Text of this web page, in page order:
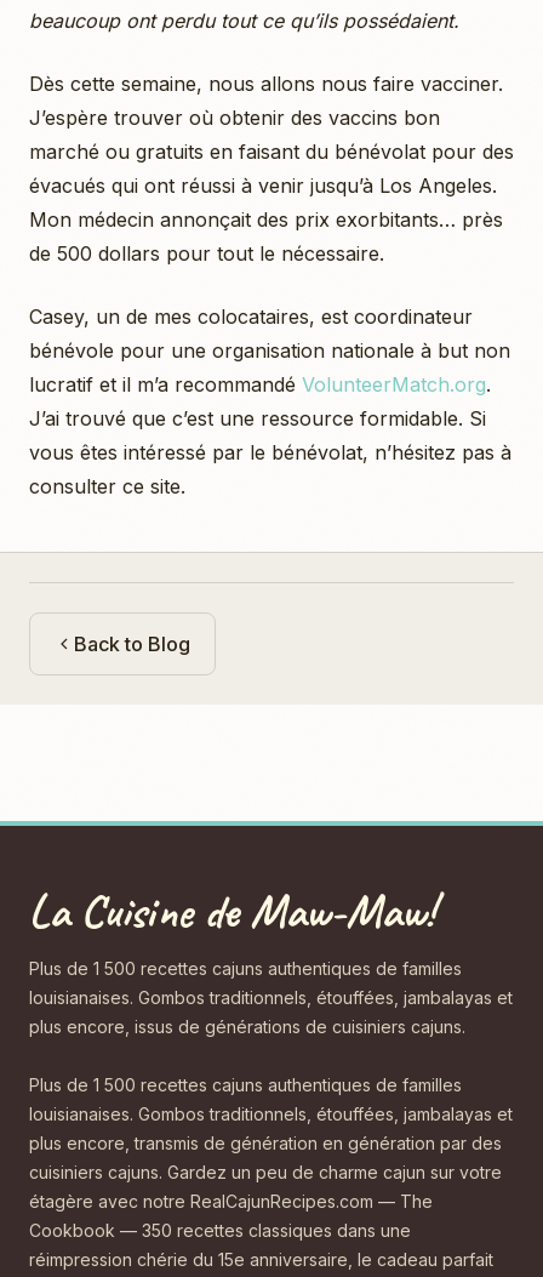
beaucoup ont perdu tout ce qu’ils possédaient.
Dès cette semaine, nous allons nous faire vacciner.
J’espère trouver où obtenir des vaccins bon
marché ou gratuits en faisant du bénévolat pour des
évacués qui ont réussi à venir jusqu’à Los Angeles.
Mon médecin annonçait des prix exorbitants… près
de 500 dollars pour tout le nécessaire.
Casey, un de mes colocataires, est coordinateur
bénévole pour une organisation nationale à but non
lucratif et il m’a recommandé VolunteerMatch.org.
J’ai trouvé que c’est une ressource formidable. Si
vous êtes intéressé par le bénévolat, n’hésitez pas à
consulter ce site.
Back to Blog
La Cuisine de Maw-Maw!
Plus de 1 500 recettes cajuns authentiques de familles
louisianaises. Gombos traditionnels, étouffées, jambalayas et
plus encore, issus de générations de cuisiniers cajuns.
Plus de 1 500 recettes cajuns authentiques de familles
louisianaises. Gombos traditionnels, étouffées, jambalayas et
plus encore, transmis de génération en génération par des
cuisiniers cajuns. Gardez un peu de charme cajun sur votre
étagère avec notre RealCajunRecipes.com — The
Cookbook — 350 recettes classiques dans une
réimpression chérie du 15e anniversaire, le cadeau parfait